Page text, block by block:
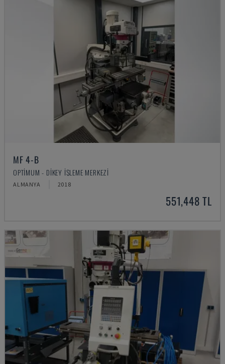
MF 4-B
OPTIMUM - DIKEY İŞLEME MERKEZI
ALMANYA 2018
551,448 TL